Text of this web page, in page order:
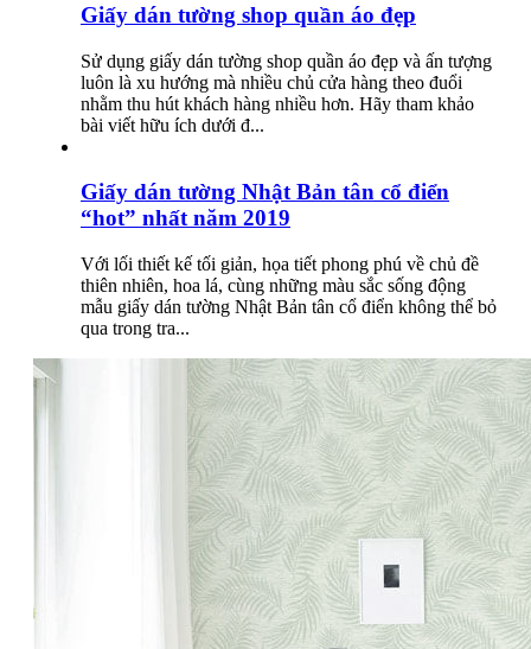
Giấy dán tường shop quần áo đẹp
Sử dụng giấy dán tường shop quần áo đẹp và ấn tượng
luôn là xu hướng mà nhiều chủ cửa hàng theo đuổi
nhằm thu hút khách hàng nhiều hơn. Hãy tham khảo
bài viết hữu ích dưới đ...
Giấy dán tường Nhật Bản tân cổ điển
“hot” nhất năm 2019
Với lối thiết kế tối giản, họa tiết phong phú về chủ đề
thiên nhiên, hoa lá, cùng những màu sắc sống động
mẫu giấy dán tường Nhật Bản tân cổ điển không thể bỏ
qua trong tra...